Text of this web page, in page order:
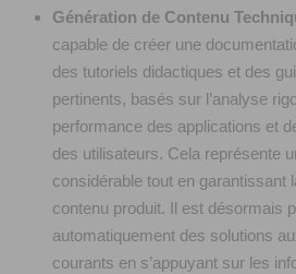
Génération de Contenu
capable de créer une
des tutoriels didactiques et des
pertinents, basés sur l’analyse
performance des applications et
des utilisateurs. Cela représente
considérable tout en garantissant
contenu produit. Il est désormais
automatiquement des solutions
courants en s’appuyant sur les